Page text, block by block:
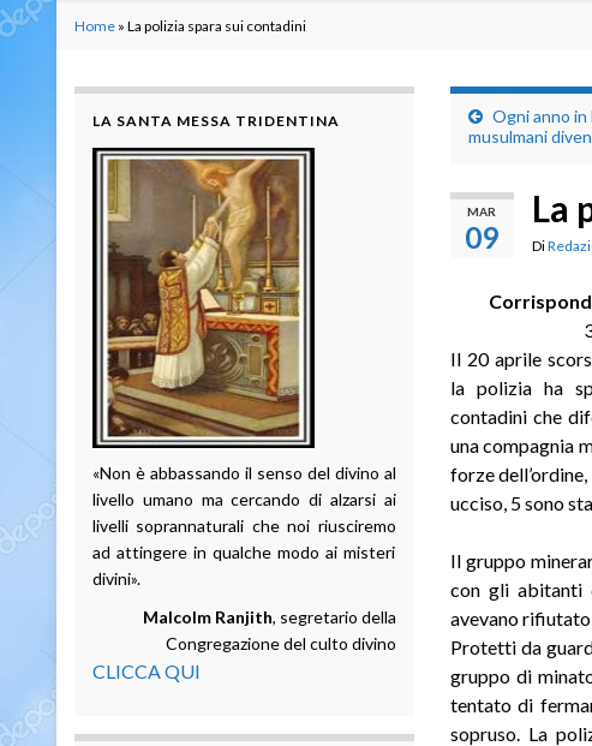
Home » La polizia spara sui contadini
Ogni anno in
musulmani
MAR
09
La
Di
Il 20 aprile
la polizia ha
contadini che
una compagnia
forze
ucciso, 5 sono
Il gruppo
con gli abitanti
avevano rifiutato
Protetti da
gruppo di
tentato di
sopruso. La
LA SANTA MESSA TRIDENTINA
«Non è abbassando il senso del divino al
livello umano ma cercando di alzarsi ai
livelli soprannaturali che noi riusciremo
ad attingere in qualche modo ai misteri
divini».
Malcolm Ranjith, segretario della
Congregazione del culto divino
CLICCA QUI